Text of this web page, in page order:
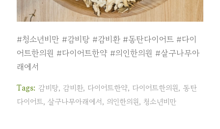
#청소년비만 #감비탕 #감비환 #동탄다이어트 #다이
어트한의원 #다이어트한약 #의인한의원 #살구나무아
래에서
Tags: 감비탕, 감비환, 다이어트한약, 다이어트한의원, 동탄
다이어트, 살구나무아래에서, 의인한의원, 청소년비만